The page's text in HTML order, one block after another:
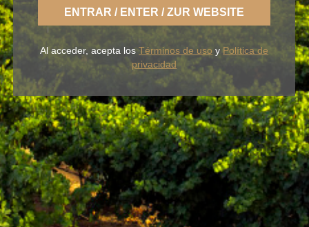
Con BLUME disfrutas la fresca naturaleza de un
Rueda ligero,desenfadado y siempre fiel a una
tierra fértil de sabor.
NUESTROS VINOS LA BODEGA
BLUME & GASTRO
BLUME & YOU
+34 926 32 24 00
contacto@pagosdelrey.com
ENTRAR / ENTER / ZUR WEBSITE
Al acceder, acepta losTérminos de uso y Política de
privacidad